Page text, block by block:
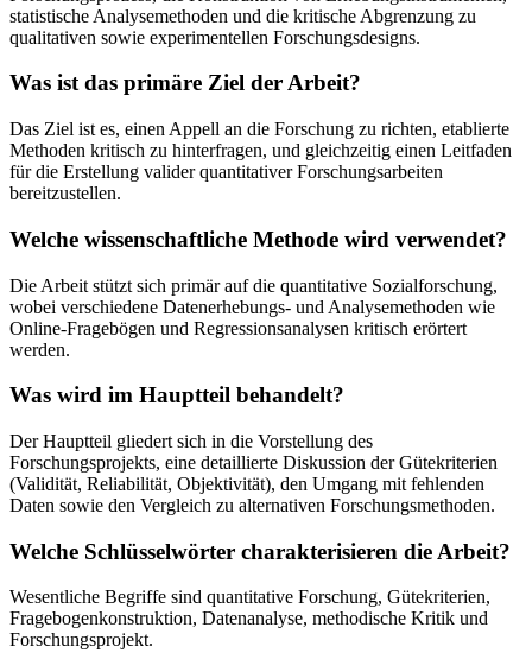
statistische Analysemethoden und die kritische Abgrenzung zu
qualitativen sowie experimentellen Forschungsdesigns.
Was ist das primäre Ziel der Arbeit?
Das Ziel ist es, einen Appell an die Forschung zu richten, etablierte
Methoden kritisch zu hinterfragen, und gleichzeitig einen Leitfaden
für die Erstellung valider quantitativer Forschungsarbeiten
bereitzustellen.
Welche wissenschaftliche Methode wird verwendet?
Die Arbeit stützt sich primär auf die quantitative Sozialforschung,
wobei verschiedene Datenerhebungs- und Analysemethoden wie
Online-Fragebögen und Regressionsanalysen kritisch erörtert
werden.
Was wird im Hauptteil behandelt?
Der Hauptteil gliedert sich in die Vorstellung des
Forschungsprojekts, eine detaillierte Diskussion der Gütekriterien
(Validität, Reliabilität, Objektivität), den Umgang mit fehlenden
Daten sowie den Vergleich zu alternativen Forschungsmethoden.
Welche Schlüsselwörter charakterisieren die Arbeit?
Wesentliche Begriffe sind quantitative Forschung, Gütekriterien,
Fragebogenkonstruktion, Datenanalyse, methodische Kritik und
Forschungsprojekt.